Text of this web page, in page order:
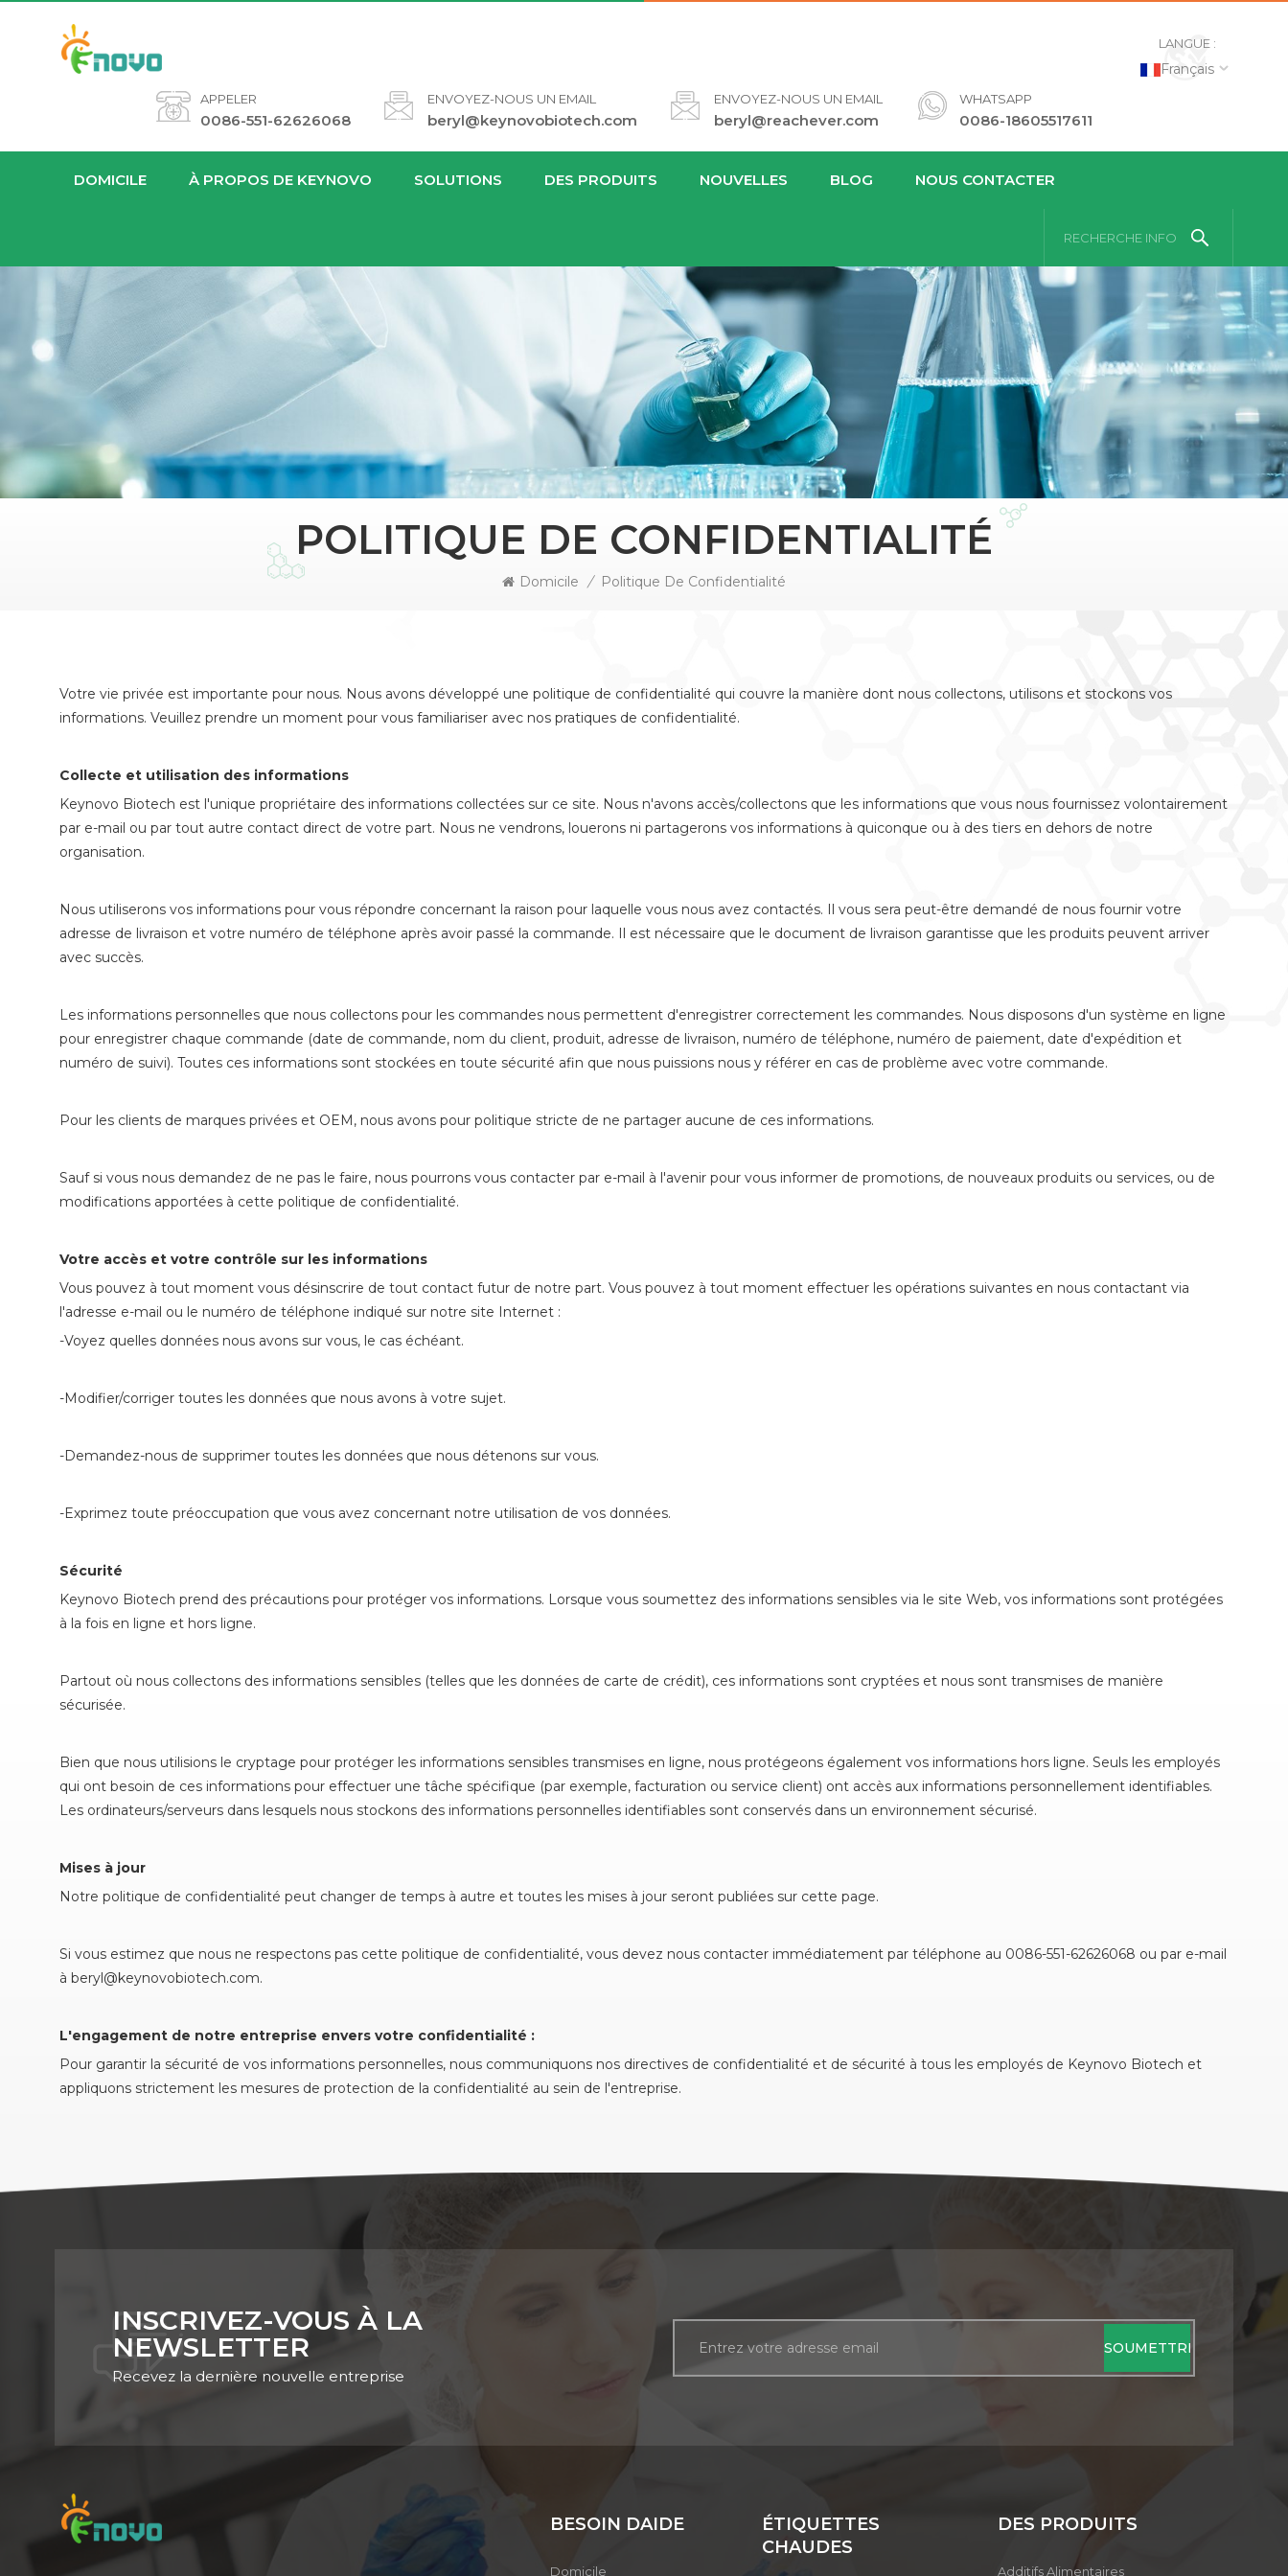
LANGUE :
Français
APPELER
0086-551-62626068
ENVOYEZ-NOUS UN EMAIL
beryl@keynovobiotech.com
ENVOYEZ-NOUS UN EMAIL
beryl@reachever.com
WHATSAPP
0086-18605517611
DOMICILE À PROPOS DE KEYNOVO SOLUTIONS DES PRODUITS NOUVELLES BLOG NOUS CONTACTER
RECHERCHE INFO
POLITIQUE DE CONFIDENTIALITÉ
Domicile / Politique De Confidentialité
Votre vie privée est importante pour nous. Nous avons développé une politique de confidentialité qui couvre la manière dont nous collectons, utilisons et stockons vos
informations. Veuillez prendre un moment pour vous familiariser avec nos pratiques de confidentialité.
Collecte et utilisation des informations
Keynovo Biotech est l'unique propriétaire des informations collectées sur ce site. Nous n'avons accès/collectons que les informations que vous nous fournissez volontairement
par e-mail ou par tout autre contact direct de votre part. Nous ne vendrons, louerons ni partagerons vos informations à quiconque ou à des tiers en dehors de notre
organisation.
Nous utiliserons vos informations pour vous répondre concernant la raison pour laquelle vous nous avez contactés. Il vous sera peut-être demandé de nous fournir votre
adresse de livraison et votre numéro de téléphone après avoir passé la commande. Il est nécessaire que le document de livraison garantisse que les produits peuvent arriver
avec succès.
Les informations personnelles que nous collectons pour les commandes nous permettent d'enregistrer correctement les commandes. Nous disposons d'un système en ligne
pour enregistrer chaque commande (date de commande, nom du client, produit, adresse de livraison, numéro de téléphone, numéro de paiement, date d'expédition et
numéro de suivi). Toutes ces informations sont stockées en toute sécurité afin que nous puissions nous y référer en cas de problème avec votre commande.
Pour les clients de marques privées et OEM, nous avons pour politique stricte de ne partager aucune de ces informations.
Sauf si vous nous demandez de ne pas le faire, nous pourrons vous contacter par e-mail à l'avenir pour vous informer de promotions, de nouveaux produits ou services, ou de
modifications apportées à cette politique de confidentialité.
Votre accès et votre contrôle sur les informations
Vous pouvez à tout moment vous désinscrire de tout contact futur de notre part. Vous pouvez à tout moment effectuer les opérations suivantes en nous contactant via
l'adresse e-mail ou le numéro de téléphone indiqué sur notre site Internet :
-Voyez quelles données nous avons sur vous, le cas échéant.
-Modifier/corriger toutes les données que nous avons à votre sujet.
-Demandez-nous de supprimer toutes les données que nous détenons sur vous.
-Exprimez toute préoccupation que vous avez concernant notre utilisation de vos données.
Sécurité
Keynovo Biotech prend des précautions pour protéger vos informations. Lorsque vous soumettez des informations sensibles via le site Web, vos informations sont protégées
à la fois en ligne et hors ligne.
Partout où nous collectons des informations sensibles (telles que les données de carte de crédit), ces informations sont cryptées et nous sont transmises de manière
sécurisée.
Bien que nous utilisions le cryptage pour protéger les informations sensibles transmises en ligne, nous protégeons également vos informations hors ligne. Seuls les employés
qui ont besoin de ces informations pour effectuer une tâche spécifique (par exemple, facturation ou service client) ont accès aux informations personnellement identifiables.
Les ordinateurs/serveurs dans lesquels nous stockons des informations personnelles identifiables sont conservés dans un environnement sécurisé.
Mises à jour
Notre politique de confidentialité peut changer de temps à autre et toutes les mises à jour seront publiées sur cette page.
Si vous estimez que nous ne respectons pas cette politique de confidentialité, vous devez nous contacter immédiatement par téléphone au 0086-551-62626068 ou par e-mail
à beryl@keynovobiotech.com.
L'engagement de notre entreprise envers votre confidentialité :
Pour garantir la sécurité de vos informations personnelles, nous communiquons nos directives de confidentialité et de sécurité à tous les employés de Keynovo Biotech et
appliquons strictement les mesures de protection de la confidentialité au sein de l'entreprise.
INSCRIVEZ-VOUS À LA
NEWSLETTER
Recevez la dernière nouvelle entreprise
BESOIN DAIDE
Domicile
ÉTIQUETTES
CHAUDES
DES PRODUITS
Additifs Alimentaires